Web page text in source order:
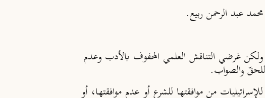
عبد الرحمن ربيع.
غرضي التناقش العلمي المحفوف بالأدب وعدم
للحقّ والصواب.
من موافقتها للشرع أو عدم موافقتها، أو